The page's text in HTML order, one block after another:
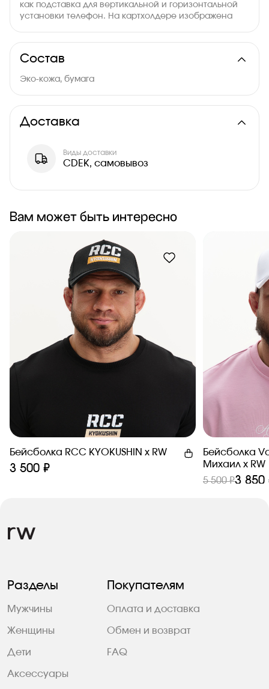
как подставка для вертикальной и горизонтальной
установки телефон. На картхолдере изображена
Состав
Эко-кожа, бумага
Доставка
Виды доставки
CDEK, самовывоз
Вам может быть интересно
Бейсболка RCC KYOKUSHIN х RW
3 500 ₽
Бейсболка
Михаил x RW
5 500 ₽3 850
Разделы
Мужчины
Женщины
Дети
Аксессуары
Покупателям
Оплата и доставка
Обмен и возврат
FAQ